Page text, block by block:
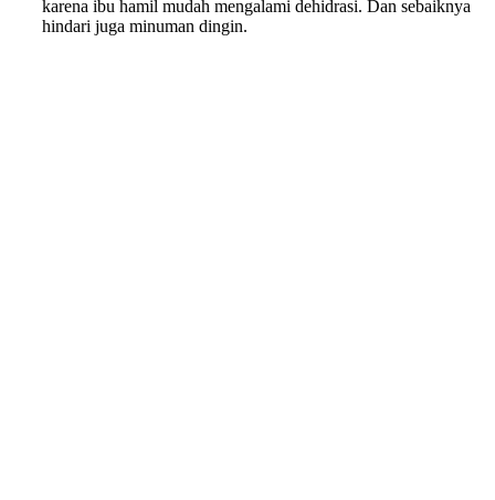
karena ibu hamil mudah mengalami dehidrasi. Dan sebaiknya
hindari juga minuman dingin.